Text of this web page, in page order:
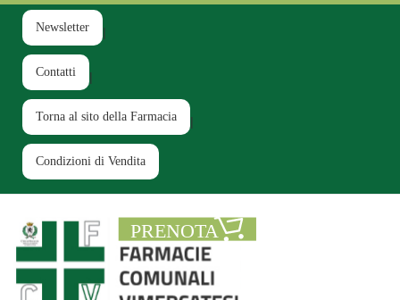
Passa
contenuto
principale
Newsletter
Contatti
Torna al sito della Farmacia
Condizioni di Vendita
Farmacia
Comunale